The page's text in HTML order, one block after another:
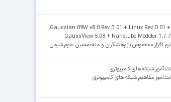
Gaussian 09W v8.0 Rev B.01 + Linux Rev D.01 +
GaussView 5.08 + Nanotube Modeler 1.7.7
نرم افزار مخصوص پژوهشگران و متخصصین علوم شیمی
تندآموز شبکه های کامپیوتری
تندآموز مفاهیم شبکه های کامپیوتری